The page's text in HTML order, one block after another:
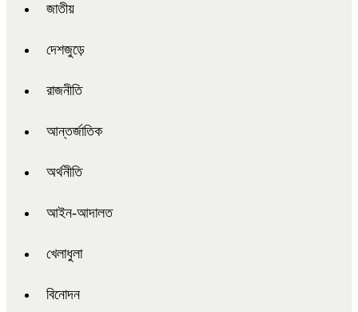
জাতীয়
দেশজুড়ে
রাজনীতি
আন্তর্জাতিক
অর্থনীতি
আইন-আদালত
খেলাধুলা
বিনোদন